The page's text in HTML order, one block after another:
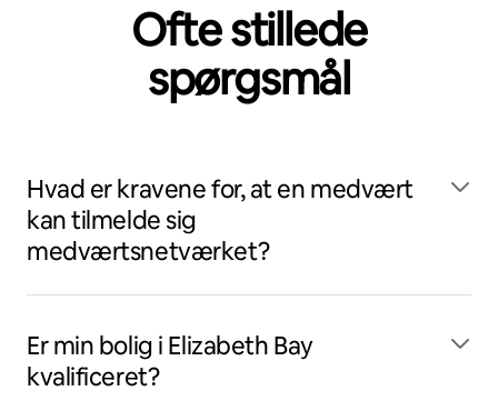
Ofte stillede
spørgsmål
Hvad er kravene for, at en medvært
kan tilmelde sig
medværtsnetværket?
Er min bolig i Elizabeth Bay
kvalificeret?